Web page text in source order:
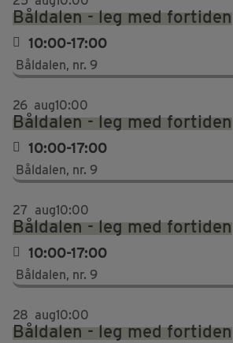
Båldalen - leg med fortiden
10:00-17:00
Båldalen, nr. 9
26 aug10:00
Båldalen - leg med fortiden
10:00-17:00
Båldalen, nr. 9
27 aug10:00
Båldalen - leg med fortiden
10:00-17:00
Båldalen, nr. 9
28 aug10:00
Båldalen - leg med fortiden